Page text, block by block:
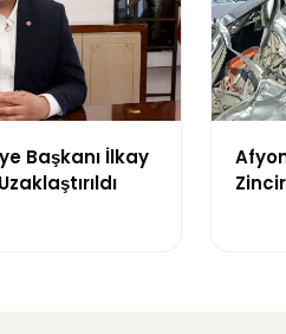
Başkanı İlkay